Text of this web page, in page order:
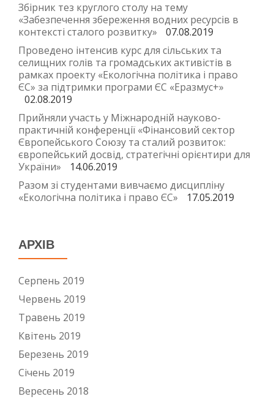
Збірник тез круглого столу на тему
«Забезпечення збереження водних ресурсів в
контексті сталого розвитку»
07.08.2019
Проведено інтенсив курс для сільських та
селищних голів та громадських активістів в
рамках проекту «Екологічна політика і право
ЄС» за підтримки програми ЄС «Еразмус+»
02.08.2019
Прийняли участь у Міжнародній науково-
практичній конференції «Фінансовий сектор
Європейського Союзу та сталий розвиток:
європейський досвід, стратегічні орієнтири для
України»
14.06.2019
Разом зі студентами вивчаємо дисципліну
«Екологічна політика і право ЄС»
17.05.2019
АРХІВ
Серпень 2019
Червень 2019
Травень 2019
Квітень 2019
Березень 2019
Січень 2019
Вересень 2018